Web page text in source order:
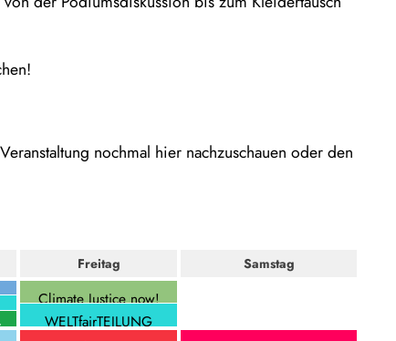
nochmal hier nachzuschauen oder den
Freitag Samstag
Climate Justice now!
Klimawandel und
WELTfairTEILUNG